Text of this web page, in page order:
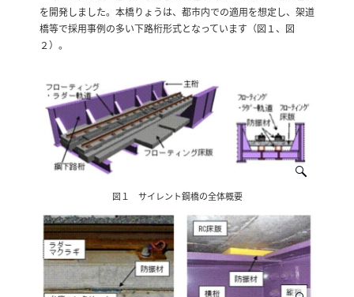
を開発しました。本橋りょうは、都市内での適用を想定し、架道
橋等で採用事例の多い下路桁形式となっています（図１、図
２）。
図１ サイレント鋼橋の全体概要